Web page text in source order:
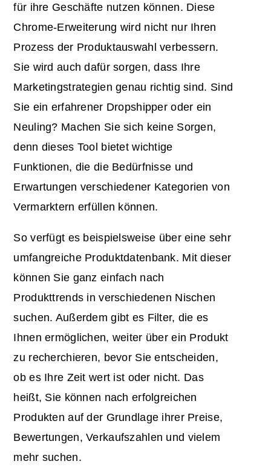
für ihre Geschäfte nutzen können. Diese
Chrome-Erweiterung wird nicht nur Ihren
Prozess der Produktauswahl verbessern.
Sie wird auch dafür sorgen, dass Ihre
Marketingstrategien genau richtig sind. Sind
Sie ein erfahrener Dropshipper oder ein
Neuling? Machen Sie sich keine Sorgen,
denn dieses Tool bietet wichtige
Funktionen, die die Bedürfnisse und
Erwartungen verschiedener Kategorien von
Vermarktern erfüllen können.
So verfügt es beispielsweise über eine sehr
umfangreiche Produktdatenbank. Mit dieser
können Sie ganz einfach nach
Produkttrends in verschiedenen Nischen
suchen. Außerdem gibt es Filter, die es
Ihnen ermöglichen, weiter über ein Produkt
zu recherchieren, bevor Sie entscheiden,
ob es Ihre Zeit wert ist oder nicht. Das
heißt, Sie können nach erfolgreichen
Produkten auf der Grundlage ihrer Preise,
Bewertungen, Verkaufszahlen und vielem
mehr suchen.